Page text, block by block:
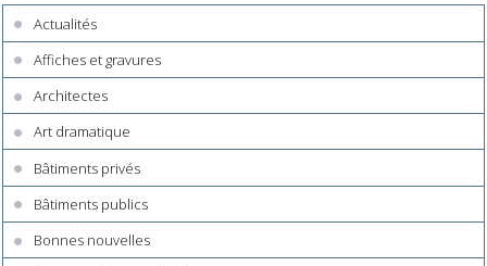
Actualités
Affiches et gravures
Architectes
Art dramatique
Bâtiments privés
Bâtiments publics
Bonnes nouvelles